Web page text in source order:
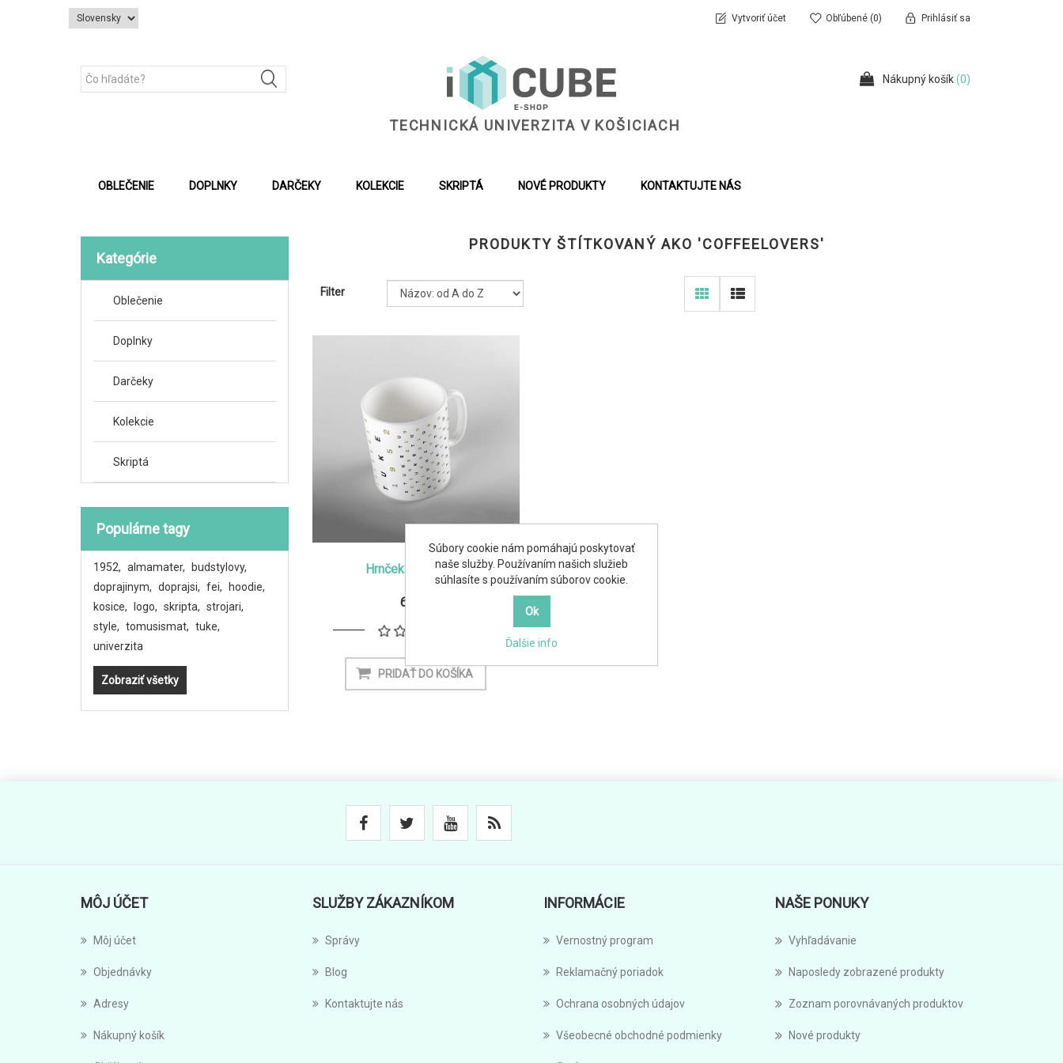
Vytvoriť účet Obľúbené (0) Prihlásiť sa
TECHNICKÁ UNIVERZITA V KOŠICIACH
Nákupný košík(0)
OBLEČENIE DOPLNKY DARČEKY KOLEKCIE SKRIPTÁ NOVÉ PRODUKTY KONTAKTUJTE NÁS
Kategórie
Oblečenie
Doplnky
Darčeky
Kolekcie
Skriptá
Populárne tagy
1952, almamater, budstylovy,
doprajinym, doprajsi, fei, hoodie,
kosice, logo, skripta, strojari,
style, tomusismat, tuke,
univerzita
Zobraziť všetky
PRODUKTY ŠTÍTKOVANÝ AKO 'COFFEELOVERS'
Filter
Hrnček 1952 biely
6,90€
MÔJ ÚČET
Môj účet
Objednávky
Adresy
Nákupný košík
SLUŽBY ZÁKAZNÍKOM
Správy
Blog
Kontaktujte nás
INFORMÁCIE
Vernostný program
Reklamačný poriadok
Ochrana osobných údajov
Všeobecné obchodné podmienky
NAŠE PONUKY
Vyhľadávanie
Naposledy zobrazené produkty
Zoznam porovnávaných produktov
Nové produkty
Súbory cookie nám pomáhajú poskytovať
naše služby. Používaním našich služieb
súhlasíte s používaním súborov cookie.
Ďalšie info